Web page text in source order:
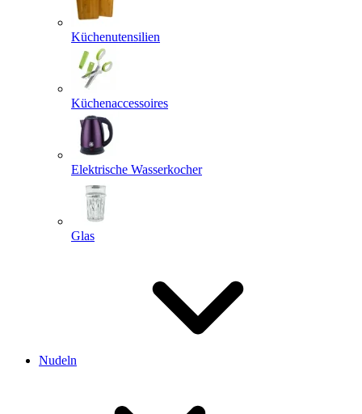
Küchenutensilien
Küchenaccessoires
Elektrische Wasserkocher
Glas
Nudeln